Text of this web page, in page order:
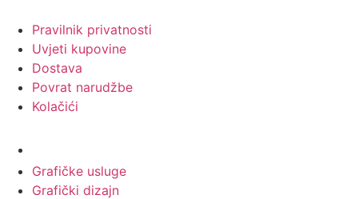
Pravilnik privatnosti
Uvjeti kupovine
Dostava
Povrat narudžbe
Kolačići
Grafičke usluge
Grafički dizajn